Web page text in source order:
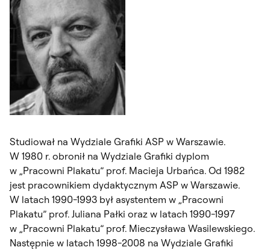
Studiował na Wydziale Grafiki ASP w Warszawie.
W 1980 r. obronił na Wydziale Grafiki dyplom
w „Pracowni Plakatu” prof. Macieja Urbańca. Od 1982
jest pracownikiem dydaktycznym ASP w Warszawie.
W latach 1990-1993 był asystentem w „Pracowni
Plakatu” prof. Juliana Pałki oraz w latach 1990-1997
w „Pracowni Plakatu” prof. Mieczysława Wasilewskiego.
Następnie w latach 1998-2008 na Wydziale Grafiki